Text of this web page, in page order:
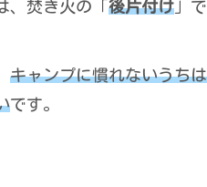
、焚き火の「後片付け 」
キャンプに慣れないうち
です。